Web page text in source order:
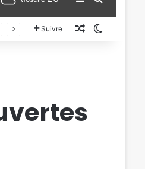
Suivre Un article au